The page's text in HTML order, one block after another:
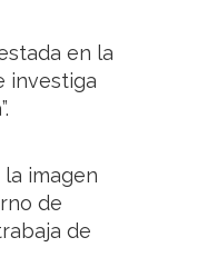
en la
investiga
imagen
de
de